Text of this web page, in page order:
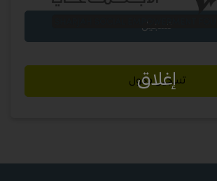
إغلاق
تسجيل
تسجيل دخول